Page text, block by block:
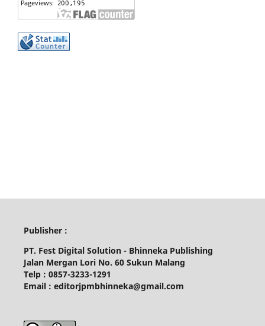
Publisher :
PT. Fest Digital Solution - Bhinneka Publishing
Jalan Mergan Lori No. 60 Sukun Malang
Telp : 0857-3233-1291
Email : editorjpmbhinneka@gmail.com